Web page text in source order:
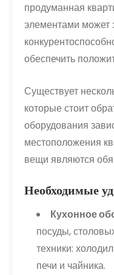
продуманная
элементами может
обеспечить
Существует
которые стоит
оборудования
местоположения
вещи являются
Необходимые
Кухонное
посуды,
техники:
печи и чайника.